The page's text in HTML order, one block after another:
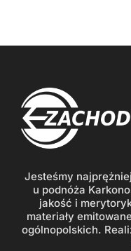
Jesteśmy
u podnóża
jakość i
materiały
ogólnopolskich.